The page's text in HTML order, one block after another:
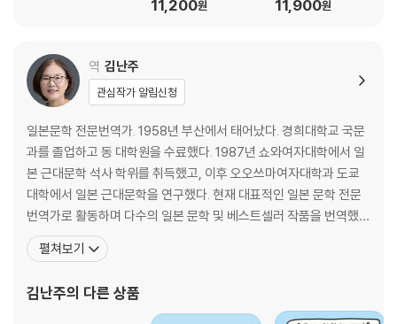
11,200원 11,900원
역 김난주
관심작가 알림신청
일본문학 전문번역가. 1958년 부산에서 태어났다. 경희대학교 국문
과를 졸업하고 동 대학원을 수료했다. 1987년 쇼와여자대학에서 일
본 근대문학 석사 학위를 취득했고, 이후 오오쓰마여자대학과 도쿄
대학에서 일본 근대문학을 연구했다. 현재 대표적인 일본 문학 전문
번역가로 활동하며 다수의 일본 문학 및 베스트셀러 작품을 번역했
다. 옮긴 책으로 『퍼스트 러브』, 『바다로 향하는 물고기들』, 『냉정과
열정 사이 Rosso』, 『나는 고양이로소이다』, 『여름의 재단』, 『반짝반
절임』, 『소란한 보통
펼쳐보기
김난주의 다른 상품